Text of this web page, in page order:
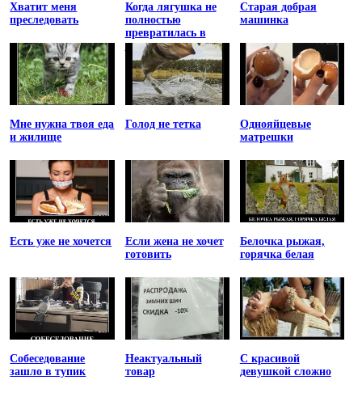
Хватит меня
преследовать
Когда лягушка не
полностью
превратилась в
принцессу
Старая добрая
машинка
Мне нужна твоя еда
и жилище
Голод не тетка
Однояйцевые
матрешки
Есть уже не хочется
Если жена не хочет
готовить
Белочка рыжая,
горячка белая
Собеседование
зашло в тупик
Неактуальный
товар
С красивой
девушкой сложно